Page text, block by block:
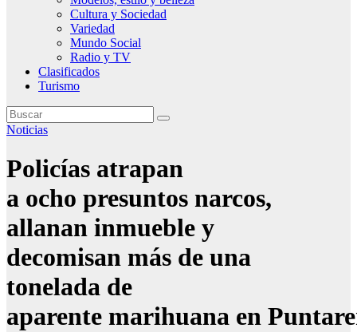
Cultura y Sociedad
Variedad
Mundo Social
Radio y TV
Clasificados
Turismo
Noticias
Policías atrapan
a ocho presuntos narcos,
allanan inmueble y
decomisan más de una
tonelada de
aparente marihuana en